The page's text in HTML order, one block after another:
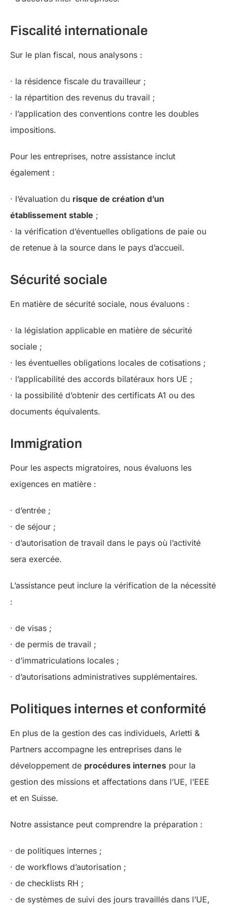
Fiscalité internationale
Sur le plan fiscal, nous analysons :
· la résidence fiscale du travailleur ;
· la répartition des revenus du travail ;
· l’application des conventions contre les doubles
impositions.
Pour les entreprises, notre assistance inclut
également :
· l’évaluation du risque de création d’un
établissement stable ;
· la vérification d’éventuelles obligations de paie ou
de retenue à la source dans le pays d’accueil.
Sécurité sociale
En matière de sécurité sociale, nous évaluons :
· la législation applicable en matière de sécurité
sociale ;
· les éventuelles obligations locales de cotisations ;
· l’applicabilité des accords bilatéraux hors UE ;
· la possibilité d’obtenir des certificats A1 ou des
documents équivalents.
Immigration
Pour les aspects migratoires, nous évaluons les
exigences en matière :
· d’entrée ;
· de séjour ;
· d’autorisation de travail dans le pays où l’activité
sera exercée.
L’assistance peut inclure la vérification de la nécessité
:
· de visas ;
· de permis de travail ;
· d’immatriculations locales ;
· d’autorisations administratives supplémentaires.
Politiques internes et conformité
En plus de la gestion des cas individuels, Arletti &
Partners accompagne les entreprises dans le
développement de procédures internes pour la
gestion des missions et affectations dans l’UE, l’EEE
et en Suisse.
Notre assistance peut comprendre la préparation :
· de politiques internes ;
· de workflows d’autorisation ;
· de checklists RH ;
· de systèmes de suivi des jours travaillés dans l’UE,